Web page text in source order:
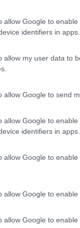
allow Google to
identifiers in apps.
allow my user data to
allow Google to send
allow Google to
identifiers in apps.
allow Google to
allow Google to
allow Google to
per
14 - 16 mila
e potente,
ma solo per
che
e che vogliono
tenda , la caravan
vuole il bagno e la